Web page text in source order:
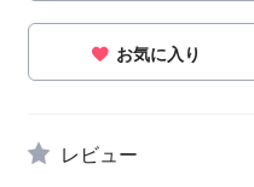
お気に入り
レビュー